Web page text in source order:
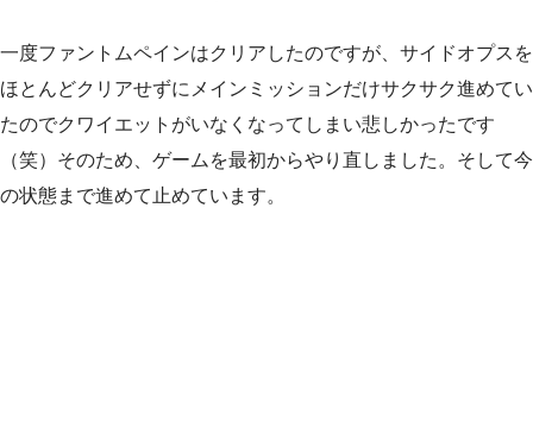
一度ファントムペインはクリアしたのですが、サイドオプスを
ほとんどクリアせずにメインミッションだけサクサク進めてい
たのでクワイエットがいなくなってしまい悲しかったです
（笑）そのため、ゲームを最初からやり直しました。そして今
の状態まで進めて止めています。